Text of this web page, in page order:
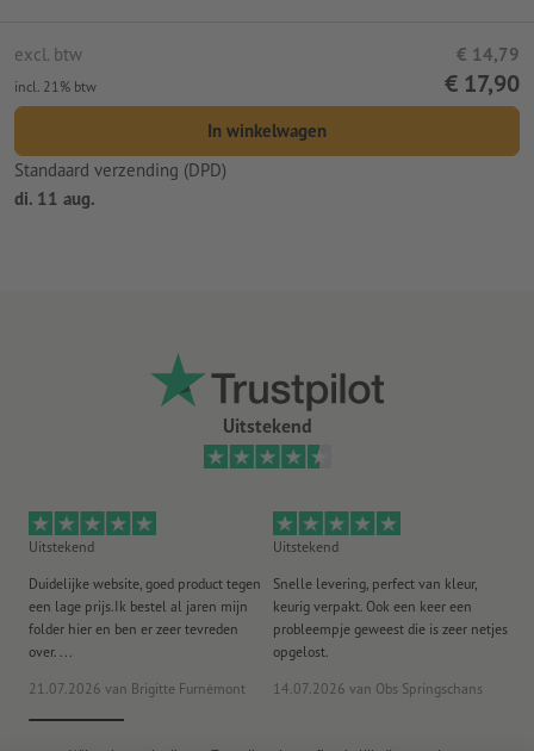
excl. btw € 14,79
incl. 21% btw € 17,90
In winkelwagen
Standaard verzending (DPD)
di. 11 aug.
Uitstekend
Uitstekend
Duidelijke website, goed product tegen
een lage prijs.Ik bestel al jaren mijn
folder hier en ben er zeer tevreden
over. ...
21.07.2026 van Brigitte Furnèmont
Uitstekend
Snelle levering, perfect van kleur,
keurig verpakt. Ook een keer een
probleempje geweest die is zeer netjes
opgelost.
14.07.2026 van Obs Springschans